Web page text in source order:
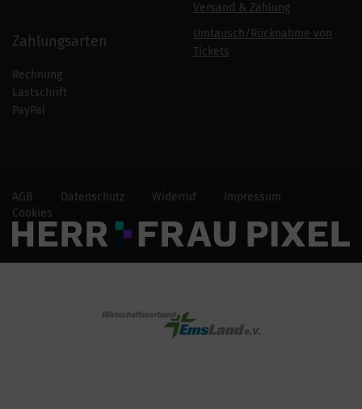
Zahlungsarten
Rechnung
Lastschrift
PayPal
Versand & Zahlung
Umtausch/Rücknahme von
Tickets
AGB Datenschutz Widerruf
Impressum
Cookies